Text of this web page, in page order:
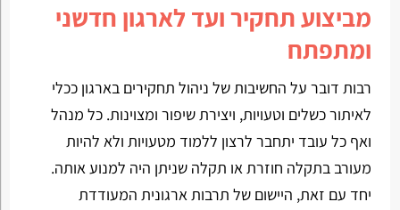
מביצוע תחקיר ועד לארגון חדשני
ומתפתח
רבות דובר על החשיבות של ניהול תחקירים בארגון ככלי
לאיתור כשלים וטעויות, ויצירת שיפור ומצוינות. כל מנהל
ואף כל עובד יתחבר לרצון ללמוד מטעויות ולא להיות
מעורב בתקלה חוזרת או תקלה שניתן היה למנוע אותה.
יחד עם זאת, היישום של תרבות ארגונית המעודדת